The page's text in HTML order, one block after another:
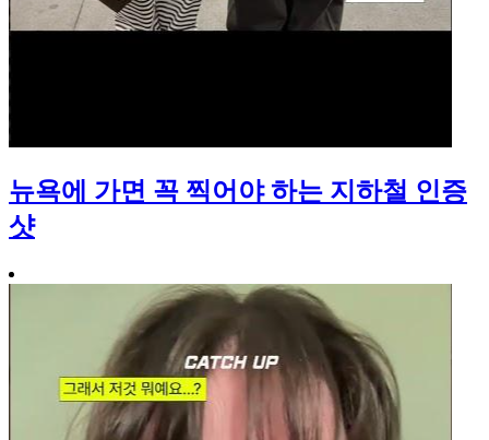
뉴욕에 가면 꼭 찍어야 하는 지하철 인증
샷